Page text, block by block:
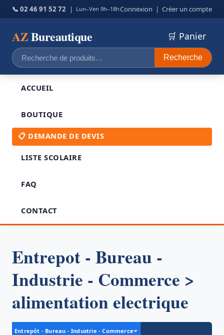
📞 02 46 91 52 72 | Lun–Ven 9h–18hConnexion | Créer un compte
AZBureautique
Recherche
pour :
Recherche
🛒 Panier
ACCUEIL
BOUTIQUE
📋 DEMANDE DE DEVIS
LISTE SCOLAIRE
FAQ
CONTACT
Entrepot - Bureau -
Industrie - Commerce >
alimentation electrique
Entrepôt - Bureau - Industrie - Commerce